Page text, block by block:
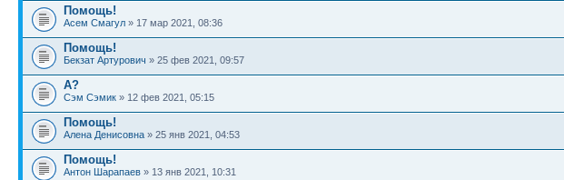
Помощь!
Асем Смагул » 17 мар 2021, 08:36
Помощь!
Бекзат Артурович » 25 фев 2021, 09:57
А?
Сэм Сэмик » 12 фев 2021, 05:15
Помощь!
Алена Денисовна » 25 янв 2021, 04:53
Помощь!
Антон Шарапаев » 13 янв 2021, 10:31